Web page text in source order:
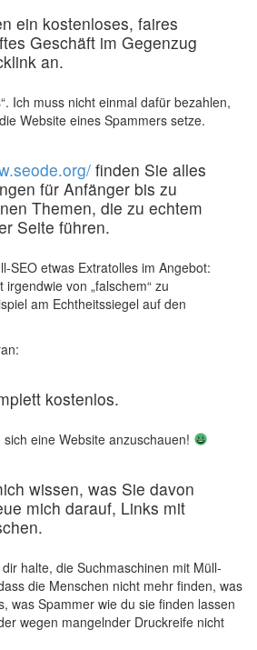
ein kostenloses, faires
Geschäft im Gegenzug
an.
Ich muss nicht einmal dafür bezahlen,
Website eines Spammers setze.
finden Sie alles
für Anfänger bis zu
Themen, die zu echtem
Seite führen.
SEO etwas Extratolles im Angebot:
irgendwie von „falschem“ zu
am Echtheitssiegel auf den
kostenlos.
eine Website anzuschauen!
wissen, was Sie davon
mich darauf, Links mit
halte, die Suchmaschinen mit Müll-
die Menschen nicht mehr finden, was
was Spammer wie du sie finden lassen
wegen mangelnder Druckreife nicht